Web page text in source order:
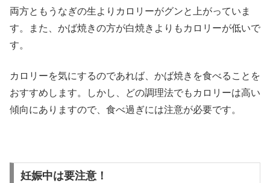
両方ともうなぎの生よりカロリーがグンと上がっていま
す。また、かば焼きの方が白焼きよりもカロリーが低いで
す。
カロリーを気にするのであれば、かば焼きを食べることを
おすすめします。しかし、どの調理法でもカロリーは高い
傾向にありますので、食べ過ぎには注意が必要です。
妊娠中は要注意！